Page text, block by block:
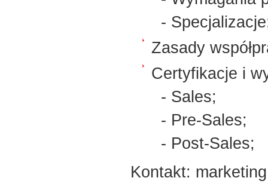
-
Zasady
Certyfikacje i
- Sales;
- Pre-Sales;
- Post-Sales;
Kontakt: